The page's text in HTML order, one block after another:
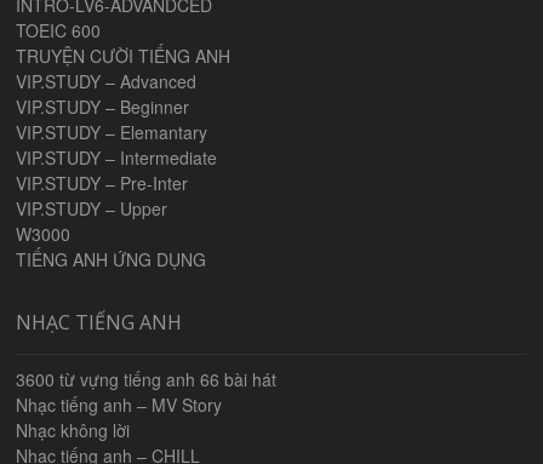
INTRO-LV6-ADVANDCED
TOEIC 600
TRUYỆN CƯỜI TIẾNG ANH
VIP.STUDY – Advanced
VIP.STUDY – Beginner
VIP.STUDY – Elemantary
VIP.STUDY – Intermediate
VIP.STUDY – Pre-Inter
VIP.STUDY – Upper
W3000
TIẾNG ANH ỨNG DỤNG
NHẠC TIẾNG ANH
3600 từ vựng tiếng anh 66 bài hát
Nhạc tiếng anh – MV Story
Nhạc không lời
Nhạc tiếng anh – CHILL